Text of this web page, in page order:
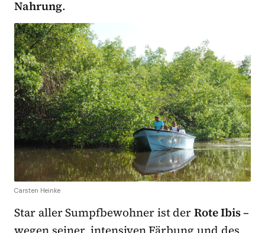
Nahrung.
Carsten Heinke
Star aller Sumpfbewohner ist derRote Ibis–